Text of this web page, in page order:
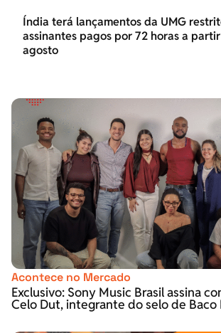
Índia terá lançamentos da UMG
assinantes pagos por 72 horas a
agosto
Acontece no Mercado
Exclusivo: Sony Music Brasil assina
Celo Dut, integrante do selo de Baco